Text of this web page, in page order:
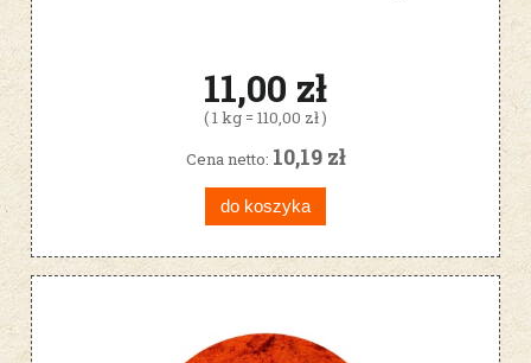
11,00 zł
( 1 kg = 110,00 zł )
Cena netto: 10,19 zł
do koszyka